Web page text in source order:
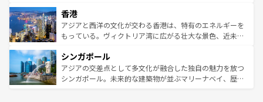
とつ。フォーやバインミー、ベトナムコーヒーなどは、ぜ
ひ現地で味わいたい。どの地域を訪れてもあたたかい人々
が旅行者を迎えてくれるので、きっと忘れられない旅にな
参照してほしい。
の活気が交差している。北部ではチェンマイなどの山岳地
帯で自然と触れ合い、南部ではプーケットやクラビの美し
いビーチでリゾート気分を楽しむことができる。タイ料理
激する。気候は一年中温暖で、どの季節にも異なる楽しみ
が待っている。親しみやすいタイの人々、仏教を中心とし
た文化、そして多様な観光資源が、訪れる旅人を魅了し続
香港
アジアと西洋の文化が交わる香港は、特有のエネルギーを
もっている。ヴィクトリア湾に広がる壮大な景色、近未来
み、どこを訪れても感動するはず。観光スポットが密集し
ており、効率よく見どころを回れるのも魅力。息をのむよ
うな絶景から文化的な体験まで、香港を存分に楽しみ尽く
シンガポール
アジアの交差点として多文化が融合した独自の魅力を放つ
シンガポール。未来的な建築物が並ぶマリーナベイ、歴史